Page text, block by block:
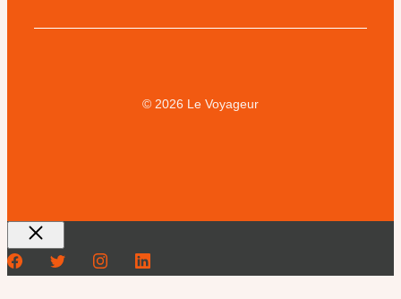
© 2026 Le Voyageur
Fermer